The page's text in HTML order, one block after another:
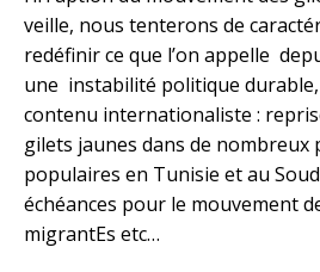
veille, nous tenterons de
redéfinir ce que l’on appelle
une instabilité politique
contenu internationaliste :
gilets jaunes dans de nombreux
populaires en Tunisie et au
échéances pour le mouvement
migrantEs etc…